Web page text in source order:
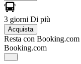
3 giorni Di più
Acquista
Resta con Booking.com
Booking.com